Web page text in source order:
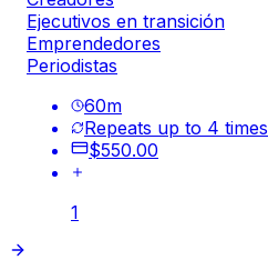
Ejecutivos en transición
Emprendedores
Periodistas
60m
Repeats up to 4 times
$550.00
1